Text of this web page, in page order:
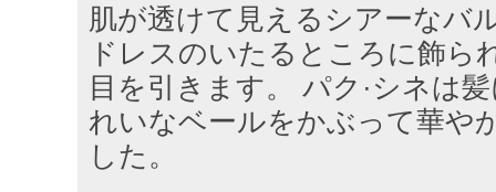
肌が透けて見えるシアーなバ
ドレスのいたるところに飾ら
目を引きます。 パク·シネは
れいなベールをかぶって華や
した。